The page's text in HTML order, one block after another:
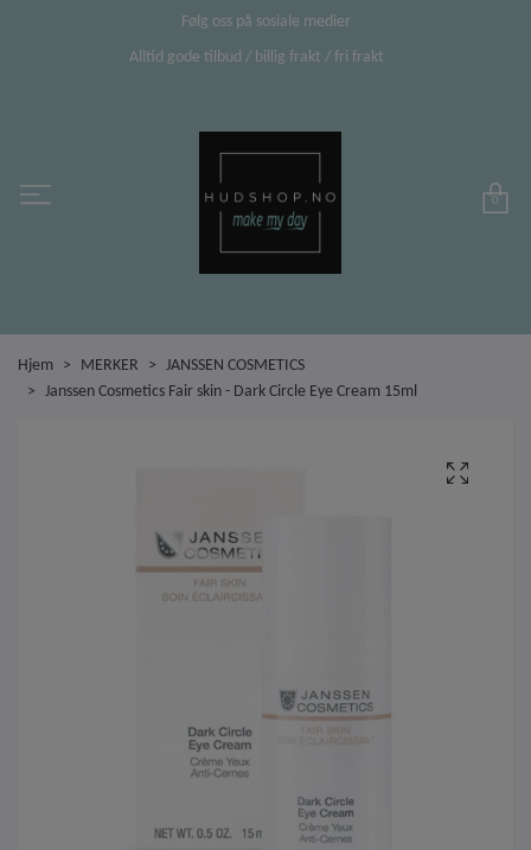
Følg oss på sosiale medier
Alltid gode tilbud / billig frakt / fri frakt
0
Hjem MERKER
JANSSEN COSMETICS
Janssen Cosmetics Fair skin - Dark Circle Eye Cream 15ml